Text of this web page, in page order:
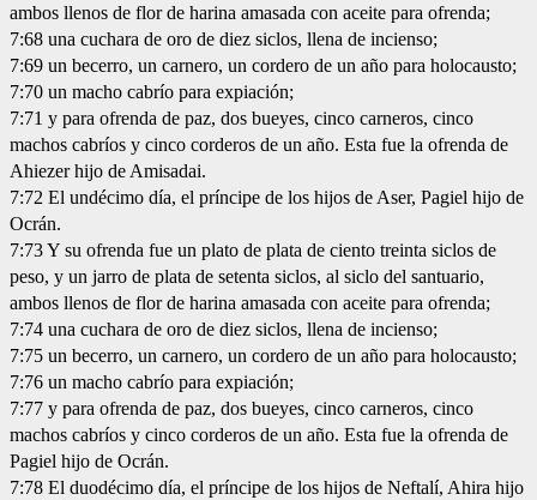
ambos llenos de flor de harina amasada con aceite para ofrenda;
7:68 una cuchara de oro de diez siclos, llena de incienso;
7:69 un becerro, un carnero, un cordero de un año para holocausto;
7:70 un macho cabrío para expiación;
7:71 y para ofrenda de paz, dos bueyes, cinco carneros, cinco
machos cabríos y cinco corderos de un año. Esta fue la ofrenda de
Ahiezer hijo de Amisadai.
7:72 El undécimo día, el príncipe de los hijos de Aser, Pagiel hijo de
Ocrán.
7:73 Y su ofrenda fue un plato de plata de ciento treinta siclos de
peso, y un jarro de plata de setenta siclos, al siclo del santuario,
ambos llenos de flor de harina amasada con aceite para ofrenda;
7:74 una cuchara de oro de diez siclos, llena de incienso;
7:75 un becerro, un carnero, un cordero de un año para holocausto;
7:76 un macho cabrío para expiación;
7:77 y para ofrenda de paz, dos bueyes, cinco carneros, cinco
machos cabríos y cinco corderos de un año. Esta fue la ofrenda de
Pagiel hijo de Ocrán.
7:78 El duodécimo día, el príncipe de los hijos de Neftalí, Ahira hijo